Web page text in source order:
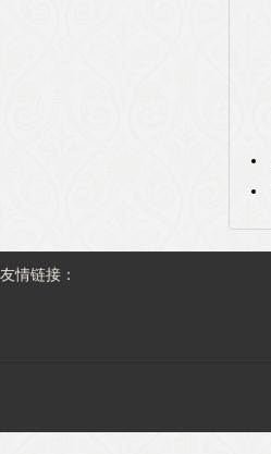
友情链接：